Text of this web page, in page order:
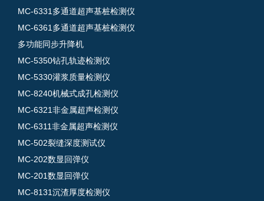
MC-6331多通道超声基桩检测仪
MC-6361多通道超声基桩检测仪
多功能同步升降机
MC-5350钻孔轨迹检测仪
MC-5330灌浆质量检测仪
MC-8240机械式成孔检测仪
MC-6321非金属超声检测仪
MC-6311非金属超声检测仪
MC-502裂缝深度测试仪
MC-202数显回弹仪
MC-201数显回弹仪
MC-8131沉渣厚度检测仪